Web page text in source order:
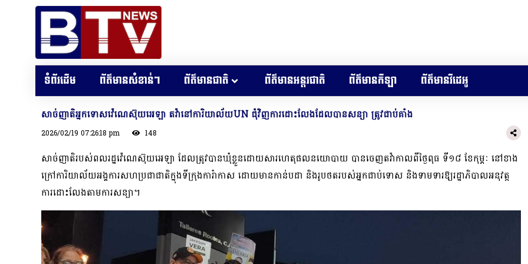
ទំព័រដើម ព័ត៌មានសំខាន់ៗ ព័ត៌មានជាតិ ព័ត៌មានអន្តរជាតិ ព័ត៌មានកីឡា ព័ត៌មានវីដេអូ
សាច់ញាតិអ្នកទោសវ៉េណេស៊ុយអេឡា តវ៉ានៅការិយាល័យUN ជុំវិញការដោះលែងដែលបានសន្យា ត្រូវជាប់គាំង
2026/02/19 07:26:18 pm 148
សាច់ញាតិរបស់ពលរដ្ឋវ៉េណេស៊ុយអេឡា ដែលត្រូវបានឃុំខ្លួនដោយសារហេតុផលនយោបាយ បានចេញតវ៉ាកាលពីថ្ងៃពុធ ទី១៨ ខែកុម្ភៈ នៅខាង
ក្រៅការិយាល័យអង្គការសហប្រជាជាតិក្នុងទីក្រុងការ៉ាកាស ដោយមានកាន់បដា និងរូបថតរបស់អ្នកជាប់ទោស និងទាមទារឱ្យរដ្ឋាភិបាលអនុវត្ត
ការដោះលែងតាមការសន្យា។